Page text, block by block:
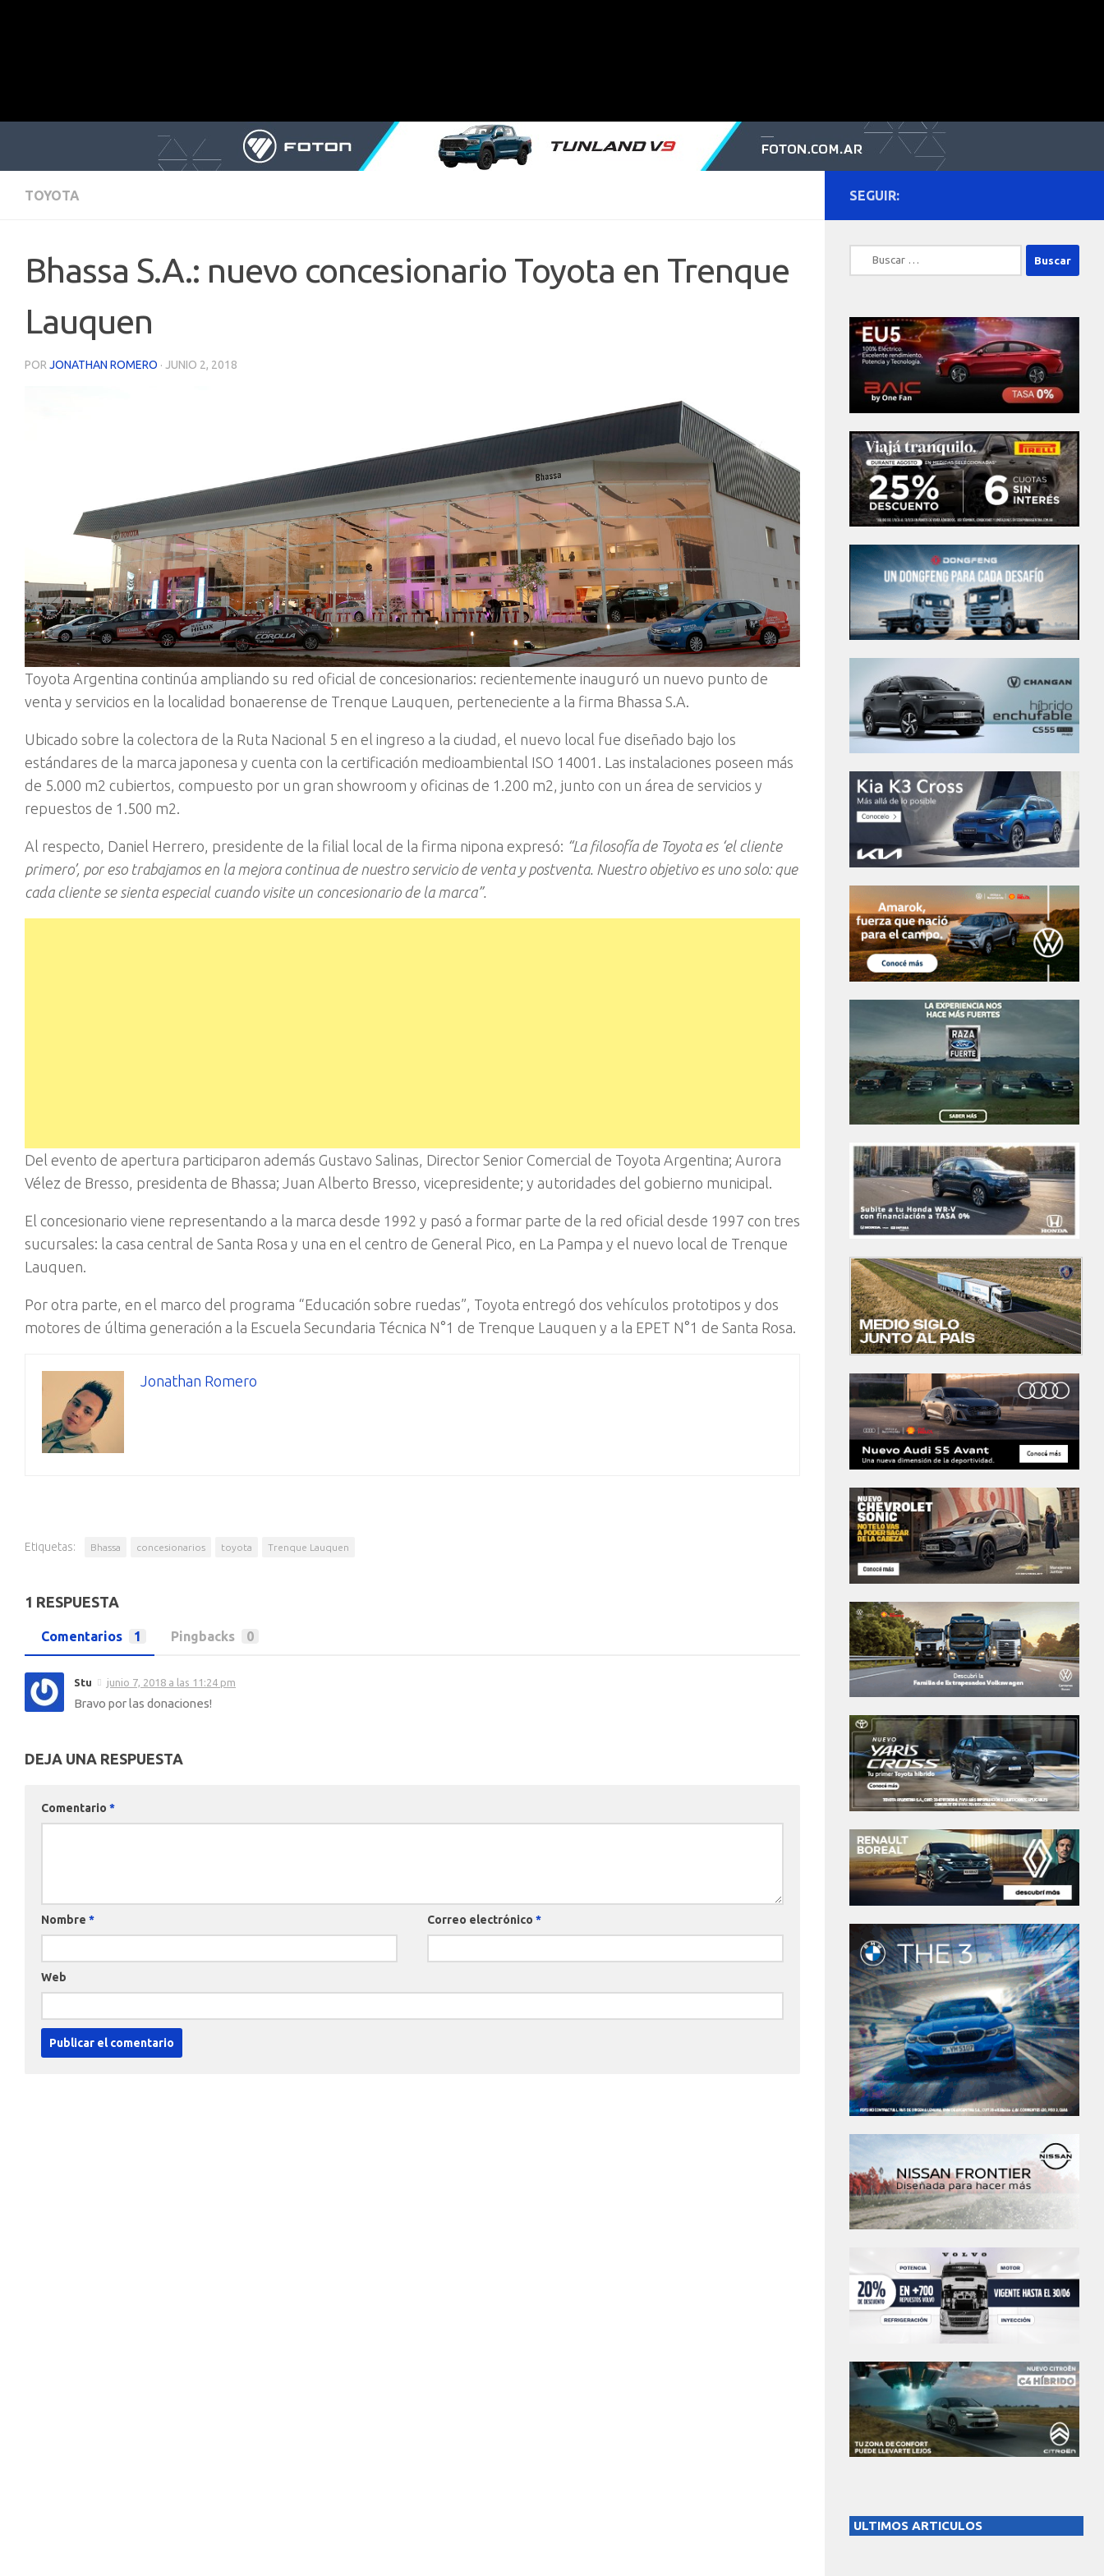
TOYOTA
Bhassa S.A.: nuevo concesionario Toyota en Trenque
Lauquen
POR JONATHAN ROMERO · JUNIO 2, 2018
Toyota Argentina continúa ampliando su red oficial de concesionarios: recientemente inauguró un nuevo punto de
venta y servicios en la localidad bonaerense de Trenque Lauquen, perteneciente a la firma Bhassa S.A.
Ubicado sobre la colectora de la Ruta Nacional 5 en el ingreso a la ciudad, el nuevo local fue diseñado bajo los
estándares de la marca japonesa y cuenta con la certificación medioambiental ISO 14001. Las instalaciones poseen más
de 5.000 m2 cubiertos, compuesto por un gran showroom y oficinas de 1.200 m2, junto con un área de servicios y
repuestos de 1.500 m2.
Al respecto, Daniel Herrero, presidente de la filial local de la firma nipona expresó: “La filosofía de Toyota es ‘el cliente
primero’, por eso trabajamos en la mejora continua de nuestro servicio de venta y postventa. Nuestro objetivo es uno solo: que
cada cliente se sienta especial cuando visite un concesionario de la marca”.
Del evento de apertura participaron además Gustavo Salinas, Director Senior Comercial de Toyota Argentina; Aurora
Vélez de Bresso, presidenta de Bhassa; Juan Alberto Bresso, vicepresidente; y autoridades del gobierno municipal.
El concesionario viene representando a la marca desde 1992 y pasó a formar parte de la red oficial desde 1997 con tres
sucursales: la casa central de Santa Rosa y una en el centro de General Pico, en La Pampa y el nuevo local de Trenque
Lauquen.
Por otra parte, en el marco del programa “Educación sobre ruedas”, Toyota entregó dos vehículos prototipos y dos
motores de última generación a la Escuela Secundaria Técnica N°1 de Trenque Lauquen y a la EPET N°1 de Santa Rosa.
Jonathan Romero
Etiquetas: Bhassa concesionarios toyota Trenque Lauquen
1 RESPUESTA
Comentarios 1 Pingbacks 0
Stu junio 7, 2018 a las 11:24 pm
Bravo por las donaciones!
DEJA UNA RESPUESTA
Comentario *
Nombre * Correo electrónico*
Web
SEGUIR:
Buscar:
ULTIMOS ARTICULOS